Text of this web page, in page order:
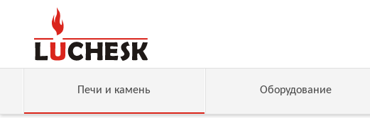
Печи и камень Оборудование